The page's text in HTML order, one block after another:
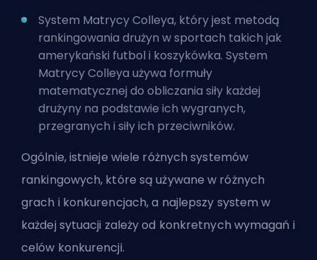
System Matrycy Colleya, który jest metodą
rankingowania drużyn w sportach takich jak
amerykański futbol i koszykówka. System
Matrycy Colleya używa formuły
matematycznej do obliczania siły każdej
drużyny na podstawie ich wygranych,
przegranych i siły ich przeciwników.
Ogólnie, istnieje wiele różnych systemów
rankingowych, które są używane w różnych
grach i konkurencjach, a najlepszy system w
każdej sytuacji zależy od konkretnych wymagań i
celów konkurencji.